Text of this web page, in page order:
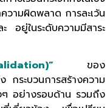
ามผิดพลาด การละเว้น
อยู่ในระดับความมีสาระ
ของ
ระบวนการสร้างความ
ๆ อย่างรอบด้าน รวมถึง